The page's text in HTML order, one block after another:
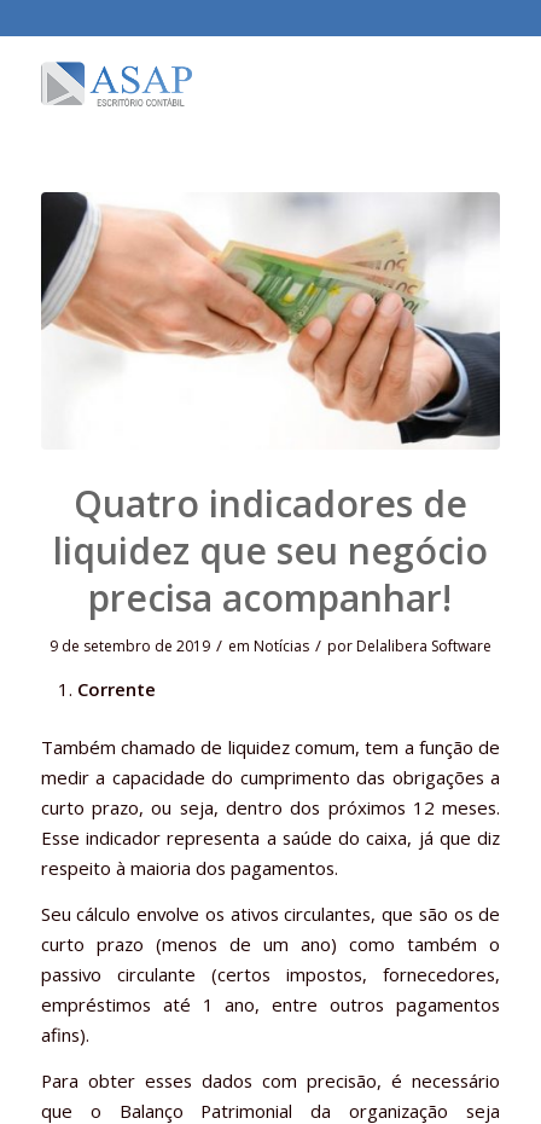
Quatro indicadores de
liquidez que seu negócio
precisa acompanhar!
9 de setembro de 2019 / em Notícias / porDelalibera Software
Corrente
Também chamado de liquidez comum, tem a função de
medir a capacidade do cumprimento das obrigações a
curto prazo, ou seja, dentro dos próximos 12 meses.
Esse indicador representa a saúde do caixa, já que diz
respeito à maioria dos pagamentos.
Seu cálculo envolve os ativos circulantes, que são os de
curto prazo (menos de um ano) como também o
passivo circulante (certos impostos, fornecedores,
empréstimos até 1 ano, entre outros pagamentos
afins).
Para obter esses dados com precisão, é necessário
que o Balanço Patrimonial da organização seja